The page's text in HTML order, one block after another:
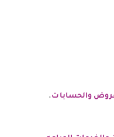
والحسابات.